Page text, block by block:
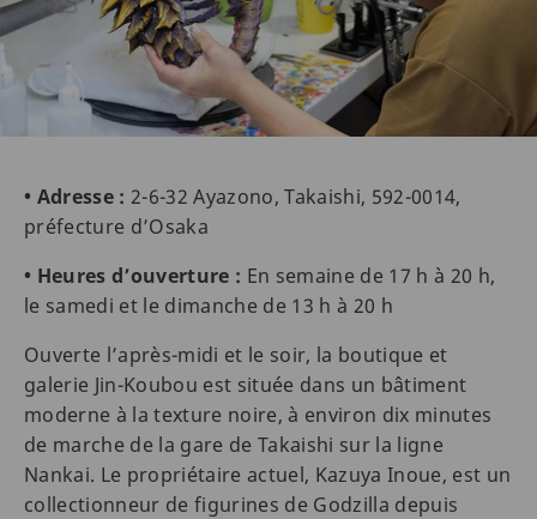
• Adresse :2-6-32 Ayazono, Takaishi, 592-0014,
préfecture d’Osaka
• Heures d’ouverture : En semaine de 17 h à 20 h,
le samedi et le dimanche de 13 h à 20 h
Ouverte l’après-midi et le soir, la boutique et
galerie Jin-Koubou est située dans un bâtiment
moderne à la texture noire, à environ dix minutes
de marche de la gare de Takaishi sur la ligne
Nankai. Le propriétaire actuel, Kazuya Inoue, est un
collectionneur de figurines de Godzilla depuis